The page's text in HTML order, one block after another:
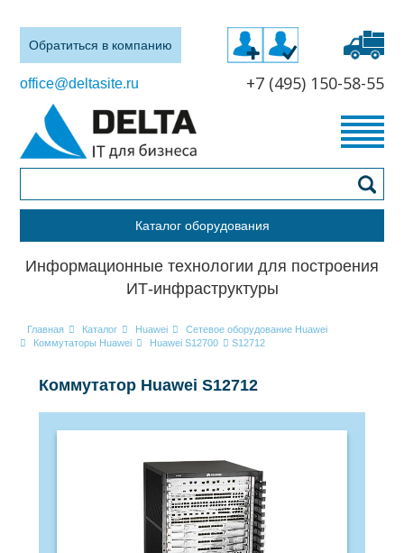
Обратиться в компанию
office@deltasite.ru +7 (495) 150-58-55
Каталог оборудования
Информационные технологии для построения
ИТ-инфраструктуры
Главная Каталог Huawei
Сетевое оборудование Huawei
Коммутаторы Huawei
Huawei S12700 S12712
Коммутатор Huawei S12712